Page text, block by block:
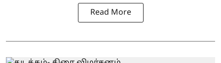
Read More